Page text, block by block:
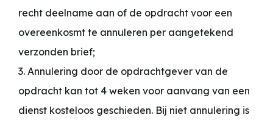
recht deelname aan of de opdracht voor een
overeenkosmt te annuleren per aangetekend
verzonden brief;
3. Annulering door de opdrachtgever van de
opdracht kan tot 4 weken voor aanvang van een
dienst kosteloos geschieden. Bij niet annulering is